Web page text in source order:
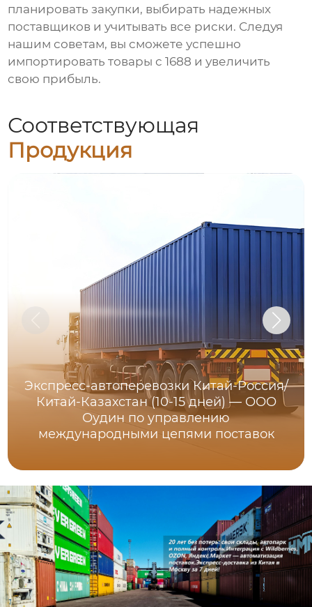
планировать закупки, выбирать надежных
поставщиков и учитывать все риски. Следуя
нашим советам, вы сможете успешно
импортировать товары с1688 и увеличить
свою прибыль.
Соответствующая
Продукция
Экспресс-автоперевозки Китай-Россия/
Китай-Казахстан (10-15 дней) — ООО
Оудин по управлению
международными цепями поставок